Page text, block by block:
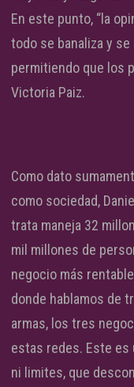
En este punto, “la
todo se banaliza y
permitiendo que los
Victoria Paiz.
Como dato
como sociedad,
trata maneja 32
mil millones de
negocio más
donde hablamos de
armas, los tres
estas redes. Este
ni limites, que